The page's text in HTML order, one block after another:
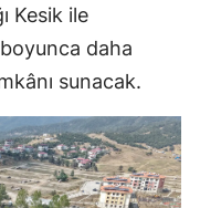
Kesik ile
daha
sunacak.